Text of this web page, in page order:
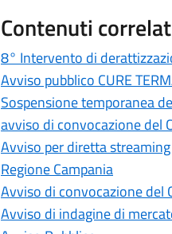
Contenuti
8° Intervento di
Avviso pubblico CURE
Sospensione temporanea
avviso di convocazione del
Avviso per diretta
Regione Campania
Avviso di convocazione del
Avviso di indagine di